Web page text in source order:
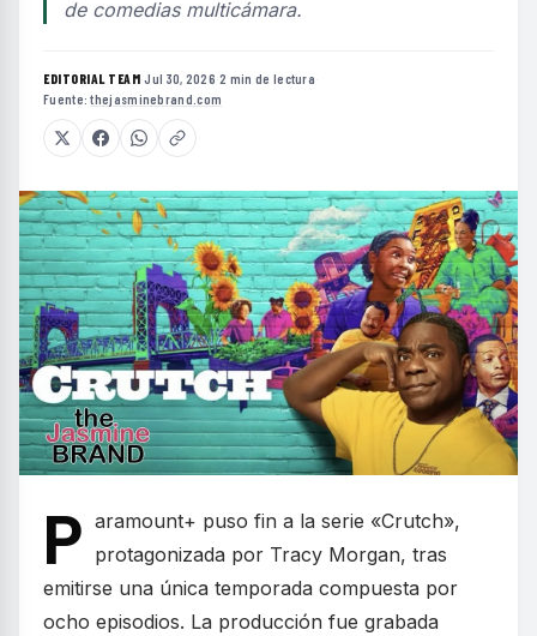
de comedias multicámara.
EDITORIAL TEAM·Jul 30, 2026·2 min de lectura·
Fuente:thejasminebrand.com
P aramount+ puso fin a la serie «Crutch»,
protagonizada por Tracy Morgan, tras
emitirse una única temporada compuesta por
ocho episodios. La producción fue grabada